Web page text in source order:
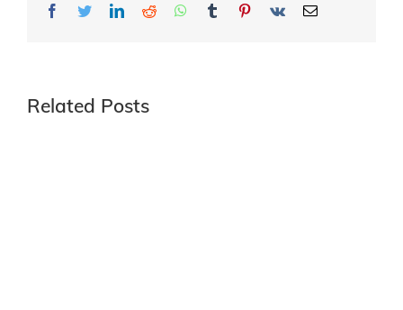
Facebook
TwitterLinkedIn
Reddit Whatsapp
Tumblr Pinterest
Vk Email
Related Posts